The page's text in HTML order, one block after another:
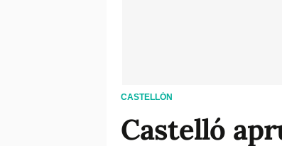
CASTELLÓN
Castelló